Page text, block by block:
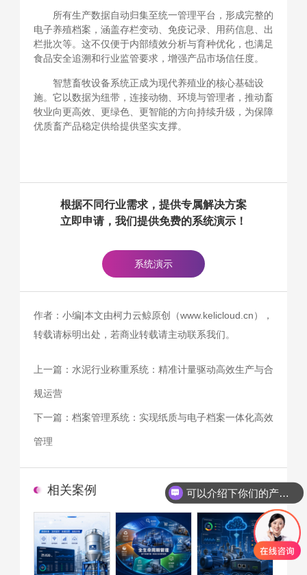
所有生产数据自动归集至统一管理平台，形成完整的
电子养殖档案，涵盖存栏变动、免疫记录、用药信息、出
栏批次等。这不仅便于内部绩效分析与育种优化，也满足
食品安全追溯和行业监管要求，增强产品市场信任度。
智慧畜牧设备系统正成为现代养殖业的核心基础设
施。它以数据为纽带，连接动物、环境与管理者，推动畜
牧业向更高效、更绿色、更智能的方向持续升级，为保障
优质畜产品稳定供给提供坚实支撑。
根据不同行业需求，提供专属解决方案
立即申请，我们提供免费的系统演示！
系统演示
作者：小编|本文由柯力云鲸原创（www.kelicloud.cn），
转载请标明出处，若商业转载请主动联系我们。
上一篇： 水泥行业称重系统：精准计量驱动高效生产与合
规运营
下一篇： 档案管理系统：实现纸质与电子档案一体化高效
管理
相关案例
你们是怎么收费的呢